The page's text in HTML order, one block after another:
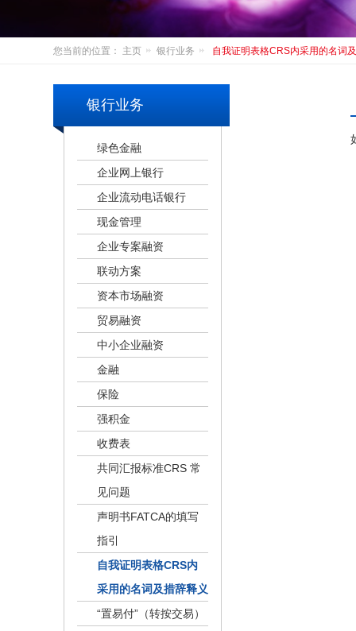
您当前的位置： 主页 银行业务 自我证明表格CRS内采用的名词
银行业务
绿色金融
企业网上银行
企业流动电话银行
现金管理
企业专案融资
联动方案
资本市场融资
贸易融资
中小企业融资
金融
保险
强积金
收费表
共同汇报标准CRS 常
见问题
声明书FATCA的填写
指引
自我证明表格CRS内
采用的名词及措辞释义
“置易付”（转按交易）